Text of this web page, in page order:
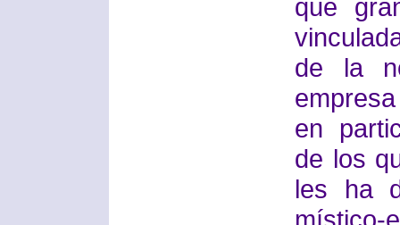
que
de la
en
de los
les ha